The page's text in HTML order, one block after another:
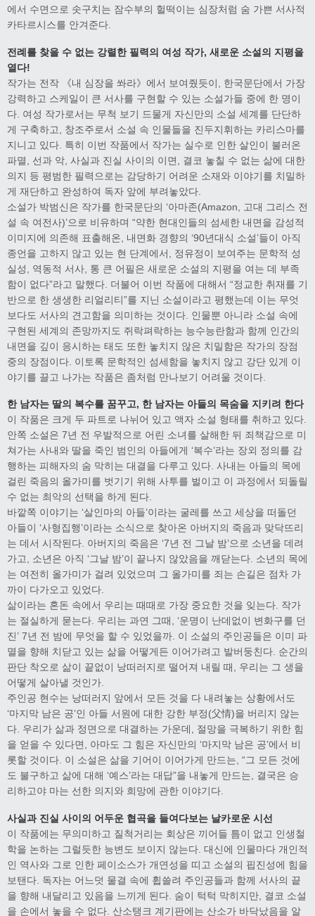
에서 수면으로 솟구치는 잠수부의 헐떡이는 심장처럼 숨 가쁜 서사적
카타르시스를 안겨준다.
전례를 찾을 수 없는 강렬한 필력의 여성 작가, 새로운 소설의 지평을
열다!
작가는 전작 《내 심장을 쏴라》에서 보여줬듯이, 한국문단에서 가장
강력하고 스케일이 큰 서사를 구현할 수 있는 소설가들 중에 한 명이
다. 여성 작가로서는 무척 보기 드물게 자신만의 소설 세계를 단단하
게 구축하고, 창조주로서 소설 속 인물들을 진두지휘하는 카리스마를
지니고 있다. 특히 이번 작품에서 작가는 실수로 인한 살인이 불러온
파멸, 선과 악, 사실과 진실 사이의 이면, 결코 놓칠 수 없는 삶에 대한
의지 등 평범한 필력으로는 감당하기 어려운 소재와 이야기를 치밀하
게 재단하고 완성하여 독자 앞에 부려놓았다.
소설가 박범신은 작가를 한국문단의 ‘아마존(Amazon, 고대 그리스 전
설 속 여전사)’으로 비유하며 “약한 현대인들의 섬세한 내면을 감성적
이미지에 의존해 표출해온, 내면화 경향의 ‘90년대식 소설’들이 아직
종언을 고하지 않고 있는 현 단계에서, 정유정이 보여주는 문학적 성
실성, 역동적 서사, 통 큰 어필은 새로운 소설의 지평을 여는 데 부족
함이 없다”라고 말했다. 더불어 이번 작품에 대해서 “정교한 취재를 기
반으로 한 생생한 리얼리티”를 지닌 소설이라고 평했는데 이는 무엇
보다도 서사의 견고함을 의미하는 것이다. 인물뿐 아니라 소설 속에
구현된 세계의 존망까지도 쥐락펴락하는 능수능란함과 함께 인간의
내면을 깊이 응시하는 태도 또한 놓치지 않은 치밀함은 작가의 장점
중의 장점이다. 이토록 문학적인 섬세함을 놓치지 않고 강단 있게 이
야기를 끌고 나가는 작품은 좀처럼 만나보기 어려울 것이다.
한 남자는 딸의 복수를 꿈꾸고, 한 남자는 아들의 목숨을 지키려 한다
이 작품은 크게 두 파트로 나뉘어 있고 액자 소설 형태를 취하고 있다.
안쪽 소설은 7년 전 우발적으로 어린 소녀를 살해한 뒤 죄책감으로 미
쳐가는 사내와 딸을 죽인 범인의 아들에게 ‘복수’라는 장외 정의를 감
행하는 피해자의 숨 막히는 대결을 다루고 있다. 사내는 아들의 목에
걸린 죽음의 올가미를 벗기기 위해 사투를 벌이고 이 과정에서 되돌릴
수 없는 최악의 선택을 하게 된다.
바깥쪽 이야기는 ‘살인마의 아들’이라는 굴레를 쓰고 세상을 떠돌던
아들이 ‘사형집행’이라는 소식으로 찾아온 아버지의 죽음과 맞닥뜨리
는 데서 시작된다. 아버지의 죽음은 ‘7년 전 그날 밤’으로 소년을 데려
가고, 소년은 아직 ‘그날 밤’이 끝나지 않았음을 깨닫는다. 소년의 목에
는 여전히 올가미가 걸려 있었으며 그 올가미를 죄는 손길은 점차 가
까이 다가오고 있었다.
삶이라는 혼돈 속에서 우리는 때때로 가장 중요한 것을 잊는다. 작가
는 절실하게 묻는다. 우리는 과연 그때, ‘운명이 난데없이 변화구를 던
진’ 7년 전 밤에 무엇을 할 수 있었을까. 이 소설의 주인공들은 이미 파
멸을 향해 치닫고 있는 삶을 어떻게든 이어가려고 발버둥친다. 순간의
판단 착오로 삶이 끝없이 낭떠러지로 떨어져 내릴 때, 우리는 그 생을
어떻게 살아낼 것인가.
주인공 현수는 낭떠러지 앞에서 모든 것을 다 내려놓는 상황에서도
‘마지막 남은 공’인 아들 서원에 대한 강한 부정(父情)을 버리지 않는
다. 우리가 삶과 정면으로 대결하는 가운데, 절망을 극복하기 위한 힘
을 얻을 수 있다면, 아마도 그 힘은 자신만의 ‘마지막 남은 공’에서 비
롯할 것이다. 이 소설은 삶을 기어이 이어가게 만드는, “그 모든 것에
도 불구하고 삶에 대해 ‘예스’라는 대답”을 내놓게 만드는, 결국은 승
리하고야 마는 선한 의지와 희망에 관한 이야기다.
사실과 진실 사이의 어두운 협곡을 들여다보는 날카로운 시선
이 작품에는 무의미하고 질척거리는 회상은 끼어들 틈이 없고 인생철
학을 논하는 그럴듯한 능변도 보이지 않는다. 대신에 인물마다 개인적
인 역사와 그로 인한 페이소스가 개연성을 띠고 소설의 핍진성에 힘을
보탠다. 독자는 어느덧 물결 속에 휩쓸려 주인공들과 함께 서사의 끝
을 향해 내달리고 있음을 느끼게 된다. 숨이 턱턱 막히지만, 결코 소설
을 손에서 놓을 수 없다. 산소탱크 계기판에는 산소가 바닥났음을 알